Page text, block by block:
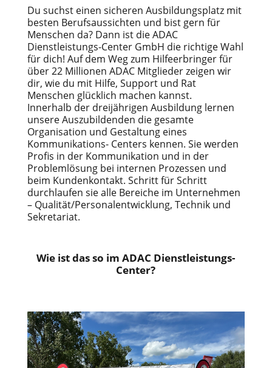
Du suchst einen sicheren Ausbildungsplatz mit
besten Berufsaussichten und bist gern für
Menschen da? Dann ist die ADAC
Dienstleistungs-Center GmbH die richtige Wahl
für dich! Auf dem Weg zum Hilfeerbringer für
über 22 Millionen ADAC Mitglieder zeigen wir
dir, wie du mit Hilfe, Support und Rat
Menschen glücklich machen kannst.
Innerhalb der dreijährigen Ausbildung lernen
unsere Auszubildenden die gesamte
Organisation und Gestaltung eines
Kommunikations- Centers kennen. Sie werden
Profis in der Kommunikation und in der
Problemlösung bei internen Prozessen und
beim Kundenkontakt. Schritt für Schritt
durchlaufen sie alle Bereiche im Unternehmen
– Qualität/Personalentwicklung, Technik und
Sekretariat.
Wie ist das so im ADAC Dienstleistungs-
Center?